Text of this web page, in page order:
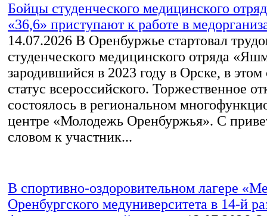
Бойцы студенческого медицинского
«36,6» приступают к работе в
14.07.2026 В Оренбуржье стартовал
студенческого медицинского отряда
зародившийся в 2023 году в Орске, в этом
статус всероссийского. Торжественное
состоялось в региональном
центре «Молодежь Оренбуржья». С
словом к участник...
В спортивно-оздоровительном лагере
Оренбургского медуниверситета в 14-й